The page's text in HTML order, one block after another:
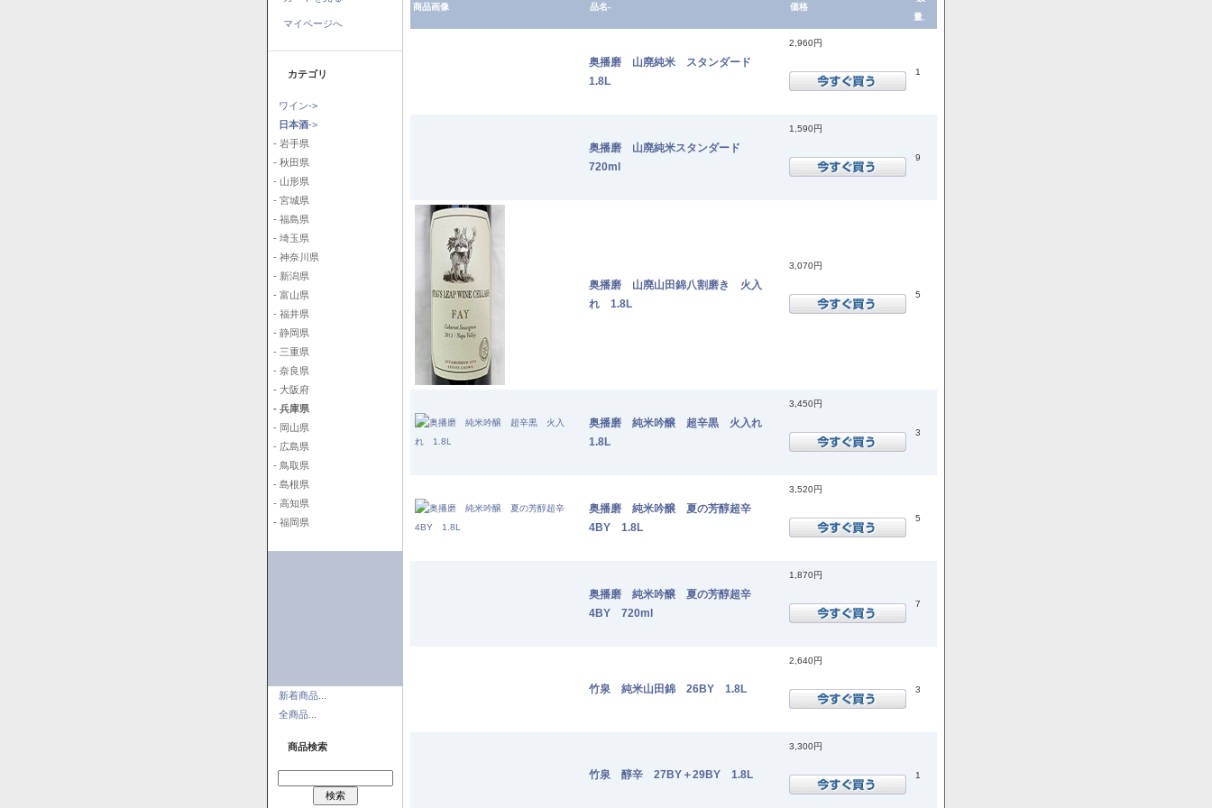
マイページへ
カテゴリ
ワイン->
日本酒->
- 岩手県
- 秋田県
- 山形県
- 宮城県
- 福島県
- 埼玉県
- 神奈川県
- 新潟県
- 富山県
- 福井県
- 静岡県
- 三重県
- 奈良県
- 大阪府
- 兵庫県
- 岡山県
- 広島県
- 鳥取県
- 島根県
- 高知県
- 福岡県
新着商品...
全商品...
商品検索
商品画像 品名- 価格
量.
奥播磨 山廃純米 スタンダード
1.8L
2,960円
1
奥播磨 山廃純米スタンダード
720ml
1,590円
9
奥播磨 山廃山田錦八割磨き 火入
れ 1.8L
3,070円
5
奥播磨 純米吟醸 超辛黒 火入れ
1.8L
3,450円
3
奥播磨 純米吟醸 夏の芳醇超辛
4BY 1.8L
3,520円
5
奥播磨 純米吟醸 夏の芳醇超辛
4BY 720ml
1,870円
7
竹泉 純米山田錦 26BY 1.8L
2,640円
3
竹泉 醇辛 27BY＋29BY 1.8L
3,300円
1